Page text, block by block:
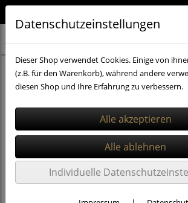
PVC Vorhänge 3x300mm Vorhang-Breite: 3,00 m
Datenschutzeinstellungen
Dieser Shop verwendet Cookies. Einige von
(z.B. für den Warenkorb), während andere
diesen Shop und Ihre Erfahrung zu verbessern.
Individuelle